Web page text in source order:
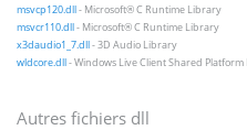
msvcp120.dll- Microsoft® C Runtime Library
msvcr110.dll- Microsoft® C Runtime Library
x3daudio1_7.dll- 3D Audio Library
wldcore.dll- Windows Live Client Shared
Autres fichiers dll